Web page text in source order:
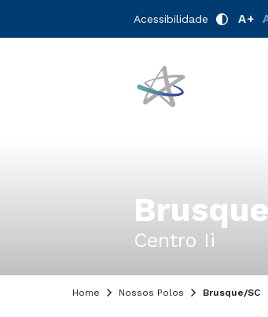
Acessibilidade A+
Brusque
Centro Ii
Home Nossos Polos Brusque/SC